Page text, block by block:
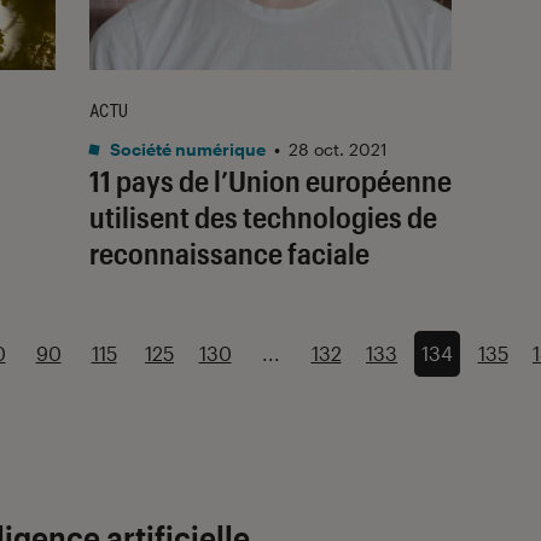
11 pays de l’Union européenne
utilisent des technologies de
reconnaissance faciale
ACTU
Société numérique • 28 oct. 2021
90 115 125 130 ... 132 133 134 135